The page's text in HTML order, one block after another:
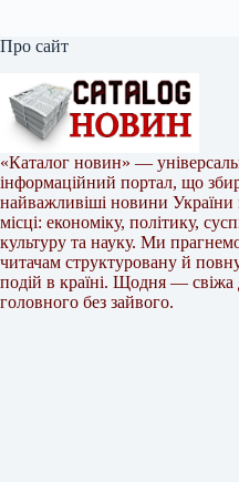
Про сайт
«Каталог новин» —
інформаційний портал, що
найважливіші новини
місці: економіку, політику,
культуру та науку. Ми
читачам структуровану й
подій в країні. Щодня — свіжа
головного без зайвого.